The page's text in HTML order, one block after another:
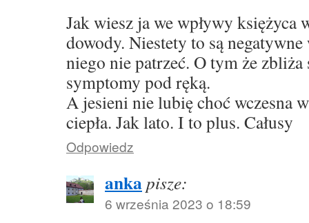
Jak wiesz ja we wpływy księżyca
dowody. Niestety to są negatywne
niego nie patrzeć. O tym że zbliża
symptomy pod ręką.
A jesieni nie lubię choć wczesna
ciepła. Jak lato. I to plus. Całusy
Odpowiedz
ankapisze:
6 września 2023 o 18:59